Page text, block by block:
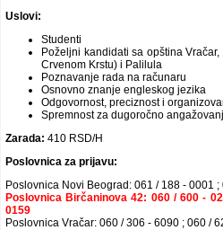
Uslovi:
Studenti
Poželjni kandidati sa opština
Crvenom Krstu) i Palilula
Poznavanje rada na računaru
Osnovno znanje engleskog jezika
Odgovornost, preciznost i
Spremnost za dugoročno
Zarada: 410 RSD/H
Poslovnica za prijavu:
Poslovnica Novi Beograd: 061 / 188 - 0001
Poslovnica Birčaninova 42: 060 / 600 -
0159
Poslovnica Vračar: 060 / 306 - 6090 ; 060 /